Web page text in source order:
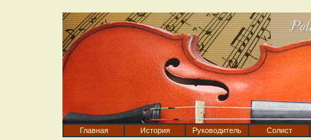
Главная История Руководитель Солист